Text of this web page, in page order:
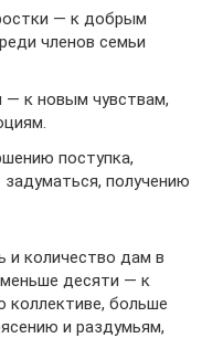
— к добрым
членов семьи
— к новым чувствам,
поступка,
получению
и количество дам в
десяти — к
коллективе, больше
и раздумьям,